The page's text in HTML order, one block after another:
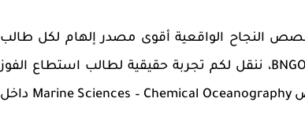
النجاح الواقعية أقوى مصدر إلهام لكل طالب
، ننقل لكم تجربة حقيقية لطالب استطاع الفوز
Marine Sciences – Chemical Oceanography داخل